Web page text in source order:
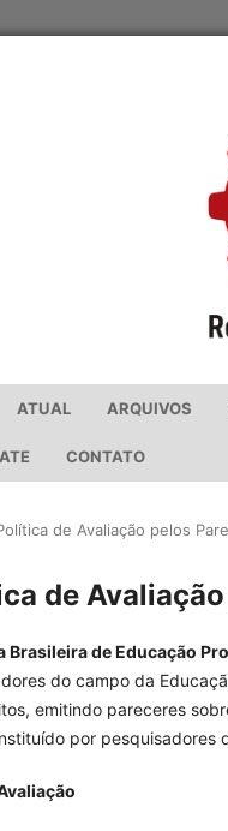
ATUAL ARQUIVOS
CONTATO
de Avaliação pelos
de
Brasileira de Educação
do campo da
emitindo pareceres
por pesquisadores